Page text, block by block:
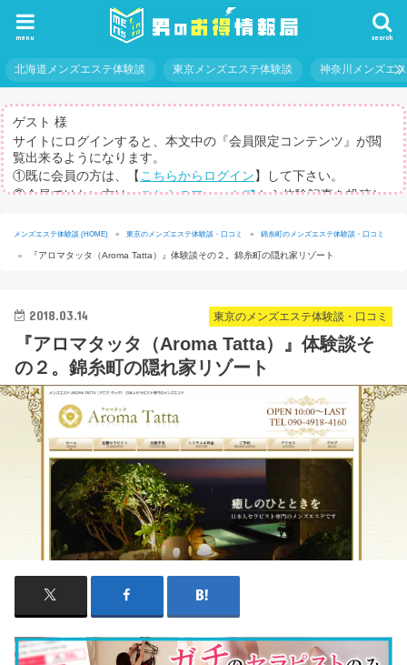
search
menu
北海道メンズエステ体験談 東京メンズエステ体験談 神奈川メンズエ
ゲスト 様
サイトにログインすると、本文中の『会員限定コンテンツ』が閲
覧出来るようになります。
①既に会員の方は、【 こちらからログイン 】して下さい。
②会員ではない方は、こちらのフォーム
から体験記事を投稿し
※体験記事が書けない方や、すべての記事を閲覧したい方のため
メンズエステ体験談 (HOME) » 東京のメンズエステ体験談・口コミ » 錦糸町のメンズエステ体験談・口コミ
» 『アロマタッタ（Aroma Tatta）』体験談その２。錦糸町の隠れ家リゾート
東京のメンズエステ体験談・口コミ
2018.03.14
『アロマタッタ（Aroma Tatta）』体験談そ
の２。錦糸町の隠れ家リゾート